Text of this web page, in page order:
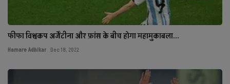
फीफा विश्वकप अर्जेंटीना और फ्रांस के बीच होगा महामुकाबला...
Hamare Adhikar Dec 18, 2022